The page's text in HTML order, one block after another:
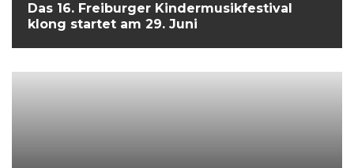
Das 16. Freiburger Kindermusikfestival
klong startet am 29. Juni